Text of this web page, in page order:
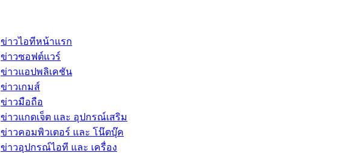
ข่าวไอทีหน้าแรก
ข่าวซอฟต์แวร์
ข่าวแอปพลิเคชัน
ข่าวเกมส์
ข่าวมือถือ
ข่าวแกดเจ็ต และ อุปกรณ์เสริม
ข่าวคอมพิวเตอร์ และ โน๊ตบุ๊ค
ข่าวอุปกรณ์ไอที และ เครื่อง